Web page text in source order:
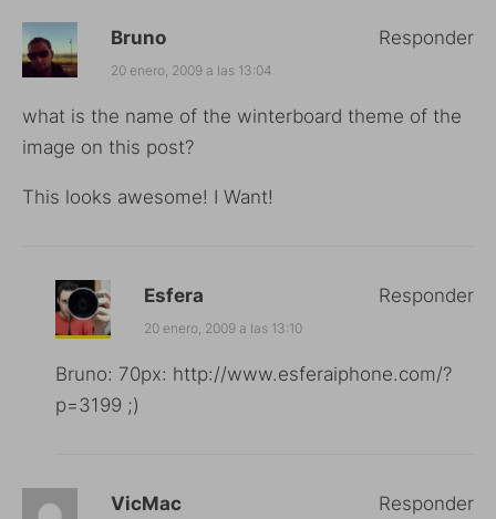
Bruno
20 enero, 2009 a las 13:04
what is the name of the winterboard theme of the
image on this post?
This looks awesome! I Want!
Responder
Esfera
20 enero, 2009 a las 13:10
Bruno: 70px: http://www.esferaiphone.com/?
p=3199 ;)
Responder
VicMac Responder